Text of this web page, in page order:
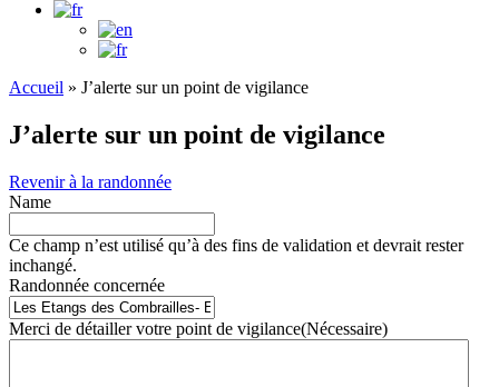
Accueil » J’alerte sur un point de vigilance
J’alerte sur un point de vigilance
Revenir à la randonnée
Name
Ce champ n’est utilisé qu’à des fins de validation et devrait rester
inchangé.
Randonnée concernée
Merci de détailler votre point de vigilance(Nécessaire)